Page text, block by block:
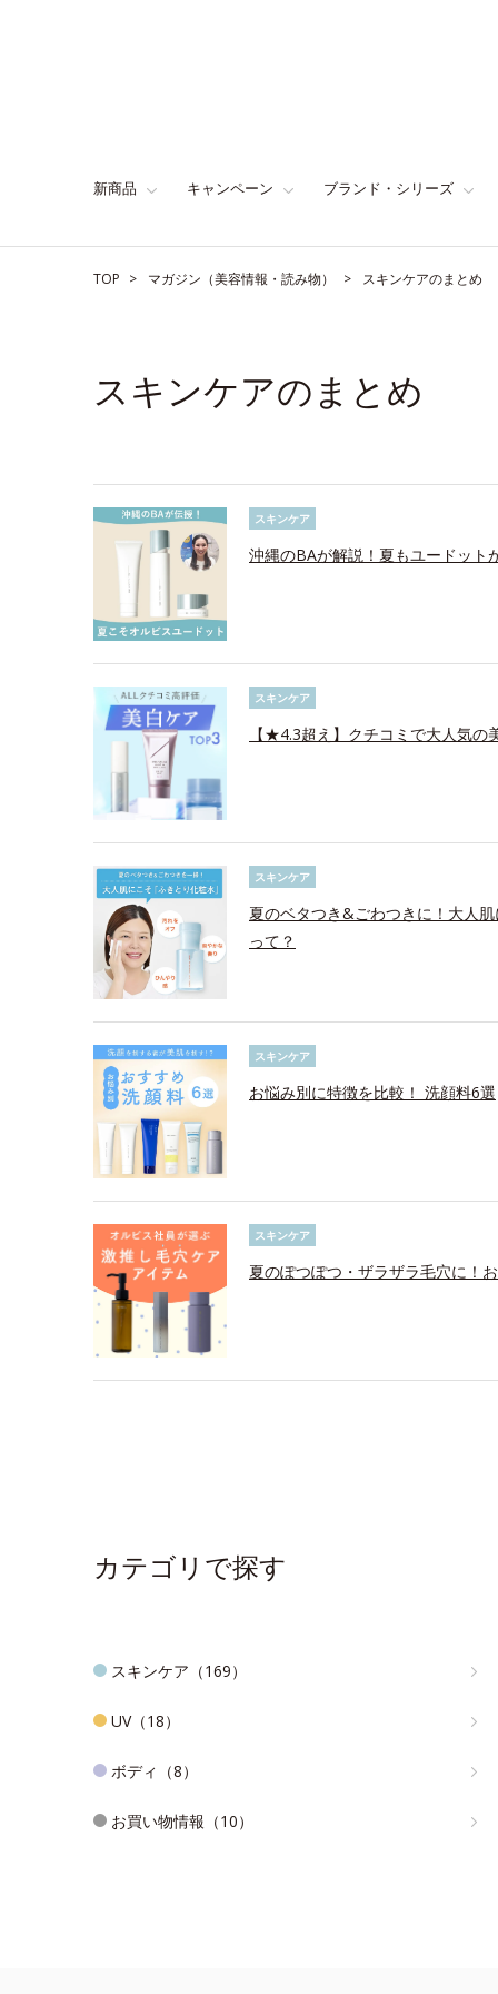
新商品 キャンペーン ブランド・シリーズ
TOP マガジン（美容情報・読み物） スキンケアのまとめ
スキンケアのまとめ
スキンケア
沖縄のBAが解説！夏もユードット
スキンケア
【★4.3超え】クチコミで大人気の
スキンケア
夏のベタつき&ごわつきに！大人
って？
スキンケア
お悩み別に特徴を比較！ 洗顔料6選
スキンケア
夏のぽつぽつ・ザラザラ毛穴に！
カテゴリで探す
スキンケア（169）
UV（18）
ボディ（8）
お買い物情報（10）